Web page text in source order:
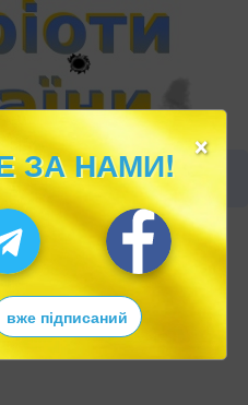
×
ЗА НАМИ!
вже підписаний